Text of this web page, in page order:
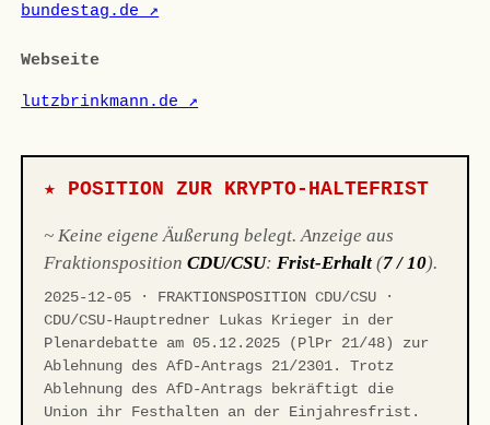
bundestag.de ↗
Webseite
lutzbrinkmann.de ↗
★ POSITION ZUR KRYPTO-HALTEFRIST
~ Keine eigene Äußerung belegt. Anzeige aus
FraktionspositionCDU/CSU: Frist-Erhalt (7 / 10).
2025-12-05 · FRAKTIONSPOSITION CDU/CSU ·
CDU/CSU-Hauptredner Lukas Krieger in der
Plenardebatte am 05.12.2025 (PlPr 21/48) zur
Ablehnung des AfD-Antrags 21/2301. Trotz
Ablehnung des AfD-Antrags bekräftigt die
Union ihr Festhalten an der Einjahresfrist.